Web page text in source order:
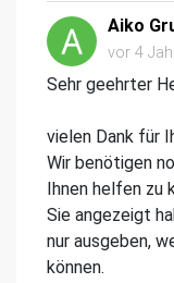
Aiko
vor 4
Sehr geehrter
vielen Dank für
Wir benötigen
Ihnen helfen zu
Sie angezeigt
nur ausgeben,
können.